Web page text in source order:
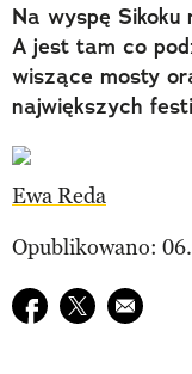
Na wyspę Sikoku
A jest tam co
wiszące mosty
największych
Ewa Reda
Opublikowano:
Udostępnij na
Udostępnij na
E-mail